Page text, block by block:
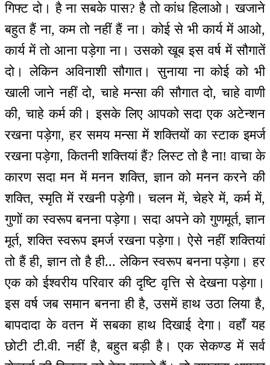
गिफ्ट दो। है ना सबके पास? है तो कांध हिलाओ। खजाने
बहुत हैं ना, कम तो नहीं हैं ना। कोई से भी कार्य में आओ,
कार्य में तो आना पड़ेगा ना। उसको खूब इस वर्ष में सौगातें
दो। लेकिन अविनाशी सौगात। सुनाया ना कोई को भी
खाली जाने नहीं दो, चाहे मन्सा की सौगात दो, चाहे वाणी
की, चाहे कर्म की। इसके लिए आपको सदा एक अटेन्शन
रखना पड़ेगा, हर समय मन्सा में शक्तियों का स्टाक इमर्ज
रखना पड़ेगा, कितनी शक्तियां हैं? लिस्ट तो है ना! वाचा के
कारण सदा मन में मनन शक्ति, ज्ञान को मनन करने की
शक्ति, स्मृति में रखनी पड़ेगी। चलन में, चेहरे में, कर्म में,
गुणों का स्वरूप बनना पड़ेगा। सदा अपने को गुणमूर्त, ज्ञान
मूर्त, शक्ति स्वरूप इमर्ज रखना पड़ेगा। ऐसे नहीं शक्तियां
तो हैं ही, ज्ञान तो है ही... लेकिन स्वरूप बनना पड़ेगा। हर
एक को ईश्वरीय परिवार की दृष्टि वृत्ति से देखना पड़ेगा।
इस वर्ष जब समान बनना ही है, उसमें हाथ उठा लिया है,
बापदादा के वतन में सबका हाथ दिखाई देगा। वहाँ यह
छोटी टी.वी. नहीं है, बहुत बड़ी है। एक सेकण्ड में सर्व